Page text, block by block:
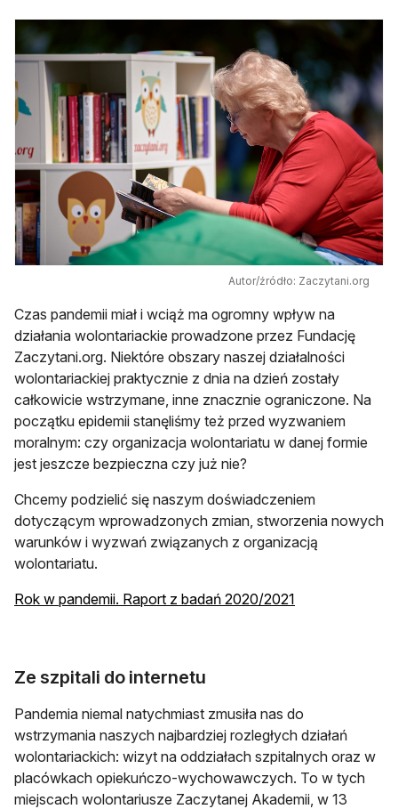
Autor/źródło: Zaczytani.org
Czas pandemii miał i wciąż ma ogromny wpływ na
działania wolontariackie prowadzone przez Fundację
Zaczytani.org. Niektóre obszary naszej działalności
wolontariackiej praktycznie z dnia na dzień zostały
całkowicie wstrzymane, inne znacznie ograniczone. Na
początku epidemii stanęliśmy też przed wyzwaniem
moralnym: czy organizacja wolontariatu w danej formie
jest jeszcze bezpieczna czy już nie?
Chcemy podzielić się naszym doświadczeniem
dotyczącym wprowadzonych zmian, stworzenia nowych
warunków i wyzwań związanych z organizacją
wolontariatu.
Rok w pandemii. Raport z badań 2020/2021
Ze szpitali do internetu
Pandemia niemal natychmiast zmusiła nas do
wstrzymania naszych najbardziej rozległych działań
wolontariackich: wizyt na oddziałach szpitalnych oraz w
placówkach opiekuńczo-wychowawczych. To w tych
miejscach wolontariusze Zaczytanej Akademii, w 13